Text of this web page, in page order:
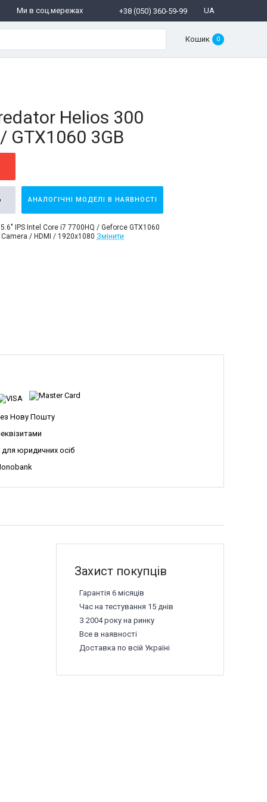
UA
+38 (050) 360-59-99
Ми в соц.мережах
0
Кошик
Helios 300
GTX1060 3GB
АНАЛОГІЧНІ МОДЕЛІ В НАЯВНОСТІ
IPS Intel Core i7 7700HQ / Geforce GTX1060
/ HDMI / 1920x1080 Змінити
Нову Пошту
юридичних осіб
Захист покупців
Гарантія 6 місяців
Час на тестування 15 днів
З 2004 року на ринку
Все в наявності
Доставка по всій Україні